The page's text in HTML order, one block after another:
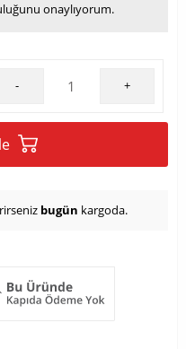
onaylıyorum.
- +
bugün kargoda.